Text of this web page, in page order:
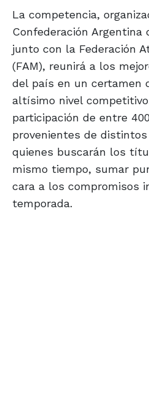
La competencia,
Confederación Argentina
junto con la Federación
(FAM), reunirá a los
del país en un certamen
altísimo nivel
participación de entre
provenientes de
quienes buscarán los
mismo tiempo, sumar
cara a los compromisos
temporada.